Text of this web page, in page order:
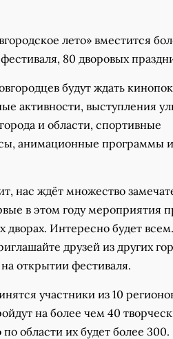
лето» вместится
80 дворовых
будут ждать
активности, выступления
и области, спортивные
анимационные программы и
нас ждёт множество
в этом году мероприятия
дворах. Интересно будет всем.
друзей из других
открытии фестиваля.
участники из 10
на более чем 40
области их будет более 300.